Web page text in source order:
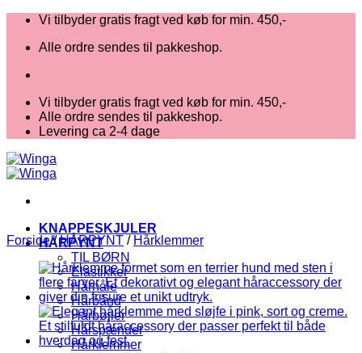
Fortsæt
indhold
Vi tilbyder gratis fragt ved køb for min. 450,-
Alle ordre sendes til pakkeshop.
Vi tilbyder gratis fragt ved køb for min. 450,-
Alle ordre sendes til pakkeshop.
Levering ca 2-4 dage
KNAPPESKJULER
HÅRPYNT
TIL BØRN
Elastikker
Hårnåle
Hårbånd
Hårbøjler
Hårspænder
Hårklemmer
Forside / HÅRPYNT / Hårklemmer